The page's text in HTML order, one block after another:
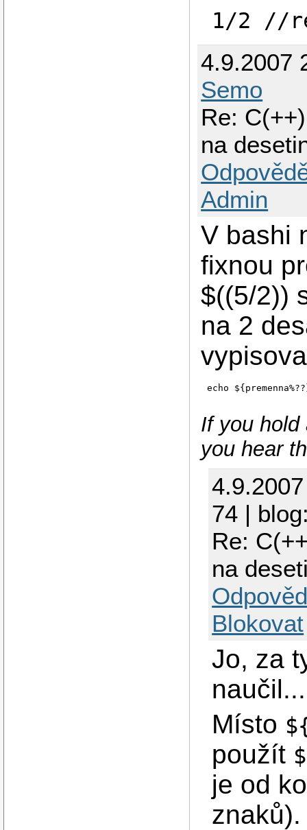
1/2 //
4.9.2007
Semo
Re:
na
Admin
V bashi
fixnou
$((5/2))
na 2
echo
If you hold
you hear
74 |
Re:
na
Blokovat
Jo, za
Místo
použít
je od
znaků).